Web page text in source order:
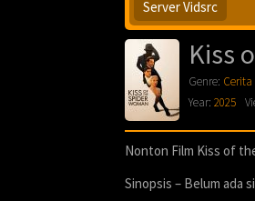
Server Vidsrc
Kiss
Genre: Cerita
Year: 2025
Nonton Film Kiss of
Sinopsis – Belum ada